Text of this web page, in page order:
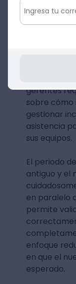
explicar
automática
gerentes
sobre
gestionar
asistencia
sus equipos.
El periodo
antiguo y el
en paralelo
permite
enfoque
en que el
esperado.